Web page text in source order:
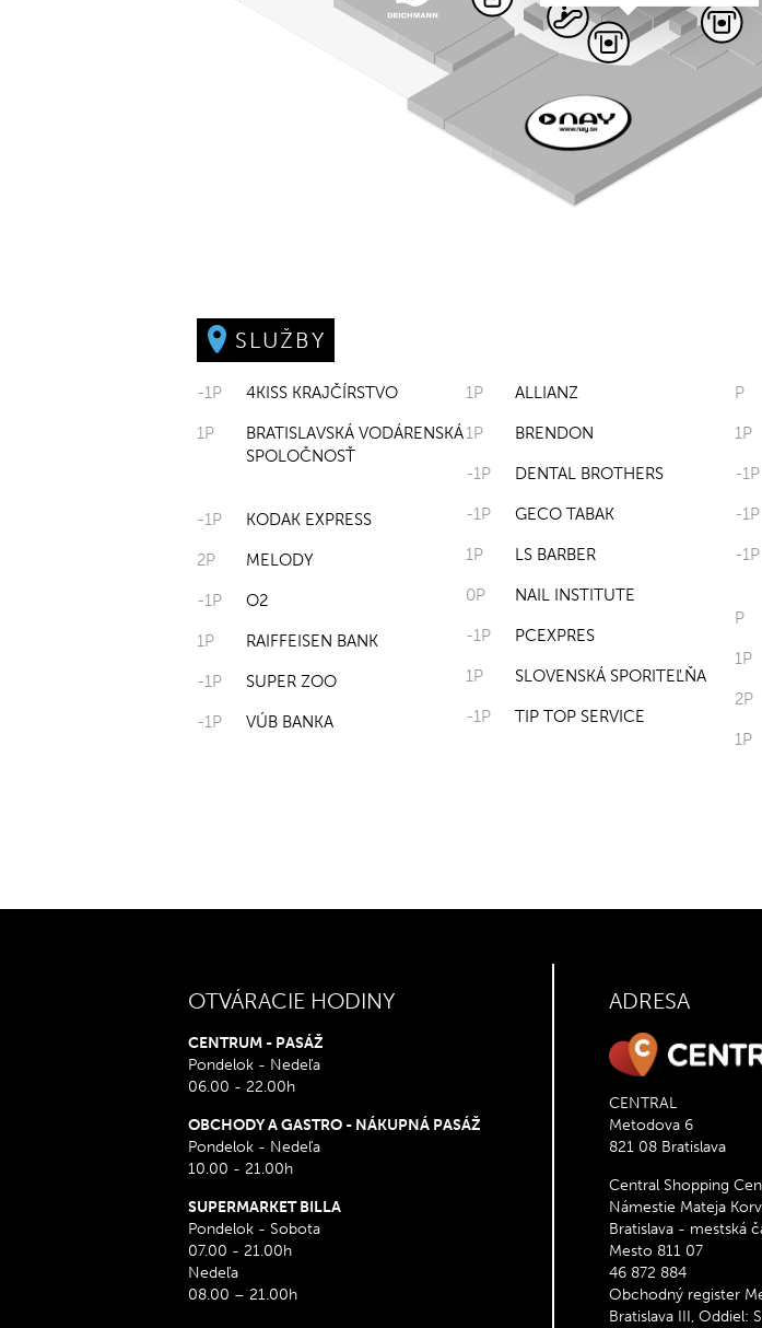
SLUŽBY
-1P 4KISS KRAJČÍRSTVO 1P ALLIANZ P
1P
BRATISLAVSKÁ VODÁRENSKÁ
SPOLOČNOSŤ
1P BRENDON 1P
-1P DENTAL BROTHERS -1P
-1P GECO TABAK -1P
-1P KODAK EXPRESS
1P LS BARBER -1P
2P
MELODY
0P
NAIL INSTITUTE
-1P O2
P
-1P
PCEXPRES
1P RAIFFEISEN BANK
1P
1P
SLOVENSKÁ SPORITEĽŇA
-1P SUPER ZOO
2P
-1P
TIP TOP SERVICE
-1P VÚB BANKA
1P
OTVÁRACIE HODINY
CENTRUM - PASÁŽ
Pondelok - Nedeľa
06.00 - 22.00h
OBCHODY A GASTRO - NÁKUPNÁ PASÁŽ
Pondelok - Nedeľa
10.00 - 21.00h
SUPERMARKET BILLA
Pondelok - Sobota
07.00 - 21.00h
Nedeľa
08.00 – 21.00h
ADRESA
CENTRAL
Metodova 6
821 08 Bratislava
Central Shopping
Námestie Mateja
Bratislava - mestská
Mesto 811 07
46 872 884
Obchodný register
Bratislava III, Oddiel: